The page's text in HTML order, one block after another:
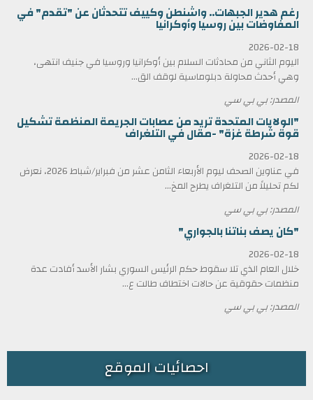
رغم هدير الجبهات.. واشنطن وكييف تتحدثان عن "تقدم" في
المفاوضات بين روسيا وأوكرانيا
2026-02-18
اليوم الثاني من محادثات السلام بين أوكرانيا وروسيا في جنيف انتهى،
وهي أحدث محاولة دبلوماسية لوقف الق...
المصدر: بي بي سي
"الولايات المتحدة تريد من عصابات الجريمة المنظمة تشكيل
قوة شرطة غزة" -مقال في التلغراف
2026-02-18
في عناوين الصحف ليوم الأربعاء الثامن عشر من فبراير/شباط 2026، نعرض
لكم تحليلاً من التلغراف يطرح المخ...
المصدر: بي بي سي
"كان يصف بناتنا بالجواري"
2026-02-18
خلال العام الذي تلا سقوط حكم الرئيس السوري بشار الأسد أفادت عدة
منظمات حقوقية عن حالات اختطاف طالت ع...
المصدر: بي بي سي
احصائيات الموقع